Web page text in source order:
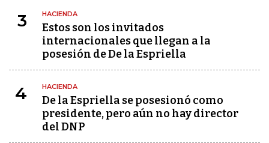
3 HACIENDA
Estos son los invitados
internacionales que llegan a la
posesión de De la Espriella
4 HACIENDA
De la Espriella se posesionó como
presidente, pero aún no hay director
del DNP